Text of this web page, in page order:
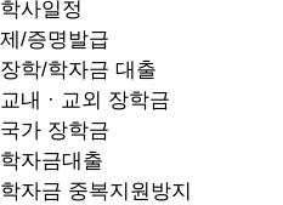
학사일정
제/증명발급
장학/학자금 대출
교내 · 교외 장학금
국가 장학금
학자금대출
학자금 중복지원방지